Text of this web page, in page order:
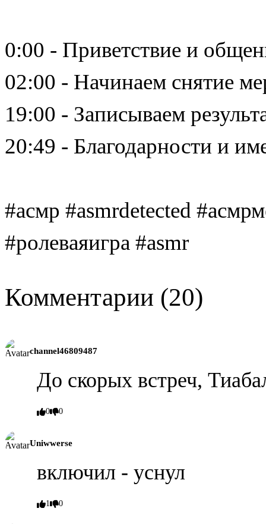
0:00 - Приветствие и
02:00 - Начинаем снятие
19:00 - Записываем
20:49 - Благодарности и
#асмр #asmrdetected
#ролеваяигра #asmr
Комментарии (20)
channel46809487
До скорых встреч,
0 0
Uniwwerse
включил - уснул
1 0